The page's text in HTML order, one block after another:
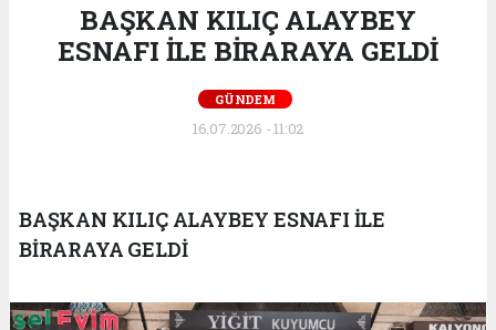
BAŞKAN KILIÇ ALAYBEY
ESNAFI İLE BİRARAYA GELDİ
GÜNDEM
16.07.2026 - 11:02
BAŞKAN KILIÇ ALAYBEY ESNAFI İLE
BİRARAYA GELDİ